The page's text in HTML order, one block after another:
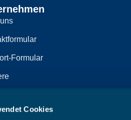
Cookies
Formular